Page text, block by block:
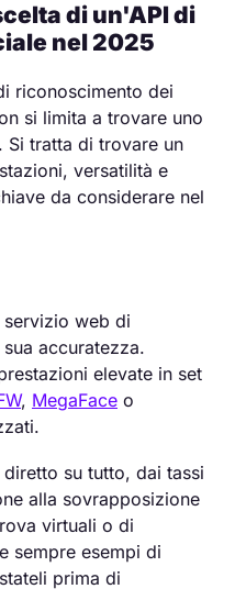
di un'API di
nel 2025
riconoscimento dei
si limita a trovare uno
Si tratta di trovare un
versatilità e
da considerare nel
servizio web di
accuratezza.
elevate in set
, MegaFace o
su tutto, dai tassi
alla sovrapposizione
virtuali o di
sempre esempi di
prima di